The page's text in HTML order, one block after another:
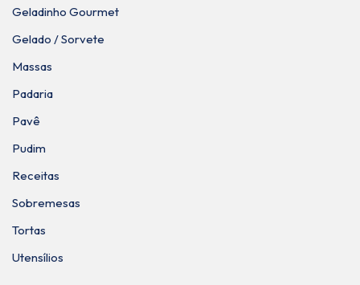
Geladinho Gourmet
Gelado / Sorvete
Massas
Padaria
Pavê
Pudim
Receitas
Sobremesas
Tortas
Utensílios